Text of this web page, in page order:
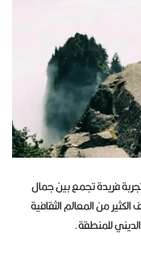
فريدة تجمع بين جمال
من المعالم الثقافية
للمنطقة.